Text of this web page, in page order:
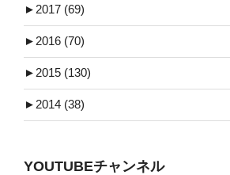
► 2017 (69)
► 2016 (70)
► 2015 (130)
► 2014 (38)
YOUTUBEチャンネル